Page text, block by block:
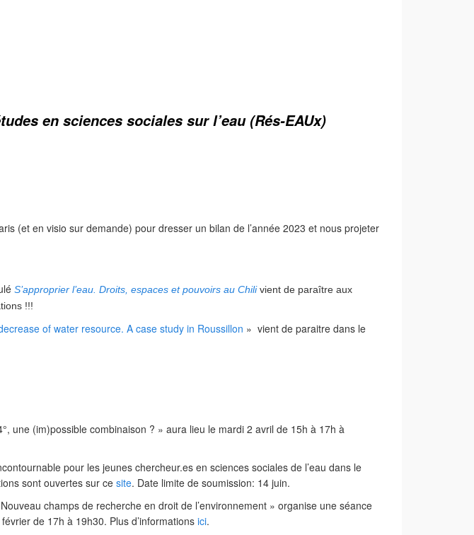
en sciences sociales sur l’eau (Rés-EAUx)
(et en visio sur demande) pour dresser un bilan de l’année 2023 et nous projeter
S’approprier l’eau. Droits, espaces et pouvoirs au Chilivient de paraître aux
!!!
of water resource. A case study in Roussillon » vient de paraitre dans le
une (im)possible combinaison ? » aura lieu le mardi 2 avril de 15h à 17h à
pour les jeunes chercheur.es en sciences sociales de l’eau dans le
sont ouvertes sur ce site. Date limite de soumission: 14 juin.
champs de recherche en droit de l’environnement » organise une séance
de 17h à 19h30. Plus d’informations ici.